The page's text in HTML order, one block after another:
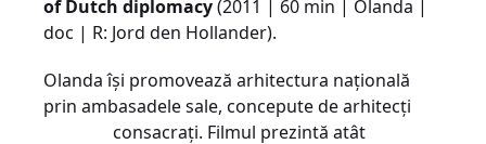
of Dutch diplomacy(2011 | 60 min | Olanda |
doc | R: Jord den Hollander).
Olanda își promovează arhitectura națională
prin ambasadele sale, concepute de arhitecți
consacrați. Filmul prezintă atât